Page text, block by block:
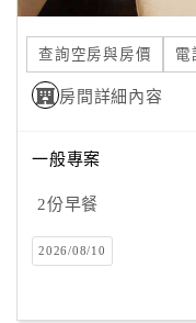
訂
單
管
理
員
戶
查詢空房與房價 電
房間詳細內容
一般專案
2份早餐
2026/08/10